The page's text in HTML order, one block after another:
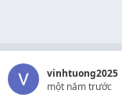
vinhtuong2025
một năm trước